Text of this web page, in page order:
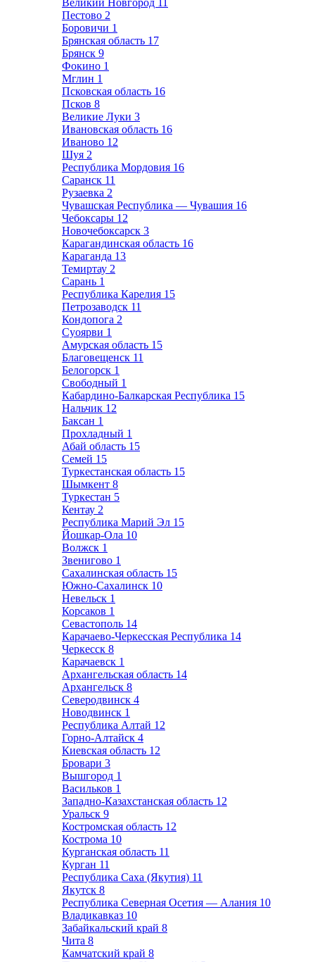
Великий Новгород 11
Пестово 2
Боровичи 1
Брянская область 17
Брянск 9
Фокино 1
Мглин 1
Псковская область 16
Псков 8
Великие Луки 3
Ивановская область 16
Иваново 12
Шуя 2
Республика Мордовия 16
Саранск 11
Рузаевка 2
Чувашская Республика — Чувашия 16
Чебоксары 12
Новочебоксарск 3
Карагандинская область 16
Караганда 13
Темиртау 2
Сарань 1
Республика Карелия 15
Петрозаводск 11
Кондопога 2
Суоярви 1
Амурская область 15
Благовещенск 11
Белогорск 1
Свободный 1
Кабардино-Балкарская Республика 15
Нальчик 12
Баксан 1
Прохладный 1
Абай область 15
Семей 15
Туркестанская область 15
Шымкент 8
Туркестан 5
Кентау 2
Республика Марий Эл 15
Йошкар-Ола 10
Волжск 1
Звенигово 1
Сахалинская область 15
Южно-Сахалинск 10
Невельск 1
Корсаков 1
Севастополь 14
Карачаево-Черкесская Республика 14
Черкесск 8
Карачаевск 1
Архангельская область 14
Архангельск 8
Северодвинск 4
Новодвинск 1
Республика Алтай 12
Горно-Алтайск 4
Киевская область 12
Бровари 3
Вышгород 1
Васильков 1
Западно-Казахстанская область 12
Уральск 9
Костромская область 12
Кострома 10
Курганская область 11
Курган 11
Республика Саха (Якутия) 11
Якутск 8
Республика Северная Осетия — Алания 10
Владикавказ 10
Забайкальский край 8
Чита 8
Камчатский край 8